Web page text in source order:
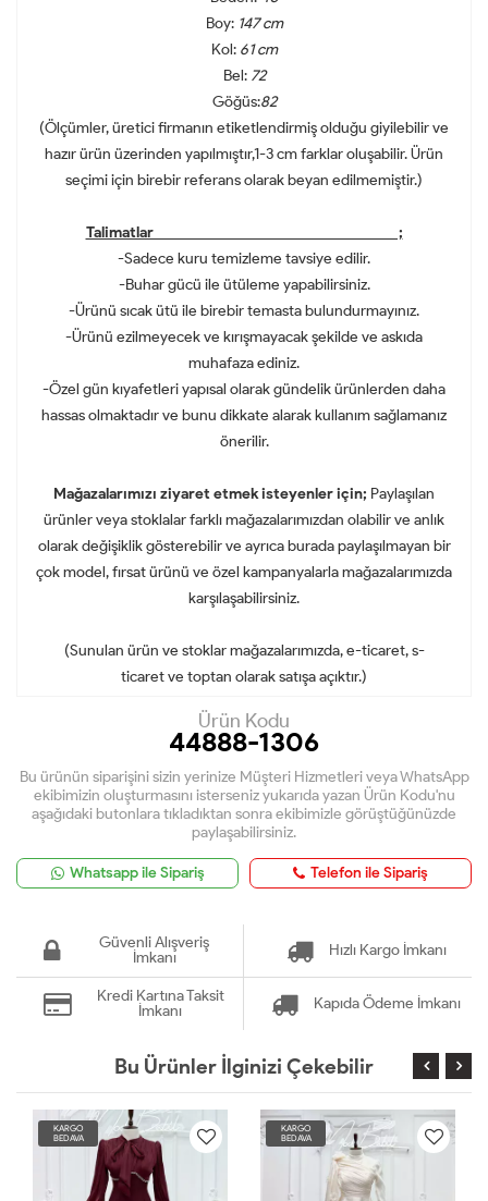
Boy:147 cm
Kol:61 cm
Bel:72
Göğüs:82
(Ölçümler, üretici firmanın etiketlendirmiş olduğu giyilebilir ve
hazır ürün üzerinden yapılmıştır,1-3 cm farklar oluşabilir. Ürün
seçimi için birebir referans olarak beyan edilmemiştir.)
Talimatlar ;
-Sadece kuru temizleme tavsiye edilir.
-Buhar gücü ile ütüleme yapabilirsiniz.
-Ürünü sıcak ütü ile birebir temasta bulundurmayınız.
-Ürünü ezilmeyecek ve kırışmayacak şekilde ve askıda
muhafaza ediniz.
-Özel gün kıyafetleri yapısal olarak gündelik ürünlerden daha
hassas olmaktadır ve bunu dikkate alarak kullanım sağlamanız
önerilir.
Mağazalarımızı ziyaret etmek isteyenler için; Paylaşılan
ürünler veya stoklalar farklı mağazalarımızdan olabilir ve anlık
olarak değişiklik gösterebilir ve ayrıca burada paylaşılmayan bir
çok model, fırsat ürünü ve özel kampanyalarla mağazalarımızda
karşılaşabilirsiniz.
(Sunulan ürün ve stoklar mağazalarımızda, e-ticaret, s-
ticaret ve toptan olarak satışa açıktır.)
Ürün Kodu
44888-1306
Bu ürünün siparişini sizin yerinize Müşteri Hizmetleri veya WhatsApp
ekibimizin oluşturmasını isterseniz yukarıda yazan Ürün Kodu'nu
aşağıdaki butonlara tıkladıktan sonra ekibimizle görüştüğünüzde
paylaşabilirsiniz.
Whatsapp ile Sipariş Telefon ile Sipariş
Güvenli Alışveriş
İmkanı
Hızlı Kargo İmkanı
Kredi Kartına Taksit
İmkanı
Kapıda Ödeme İmkanı
Bu Ürünler İlginizi Çekebilir
KARGO
BEDAVA
KARGO
BEDAVA